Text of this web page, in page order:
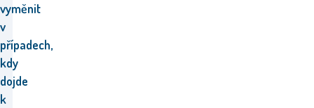
vyměnit
v
případech,
kdy
dojde
k